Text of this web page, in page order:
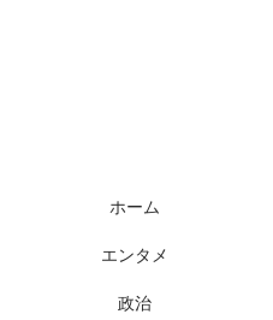
ホーム
エンタメ
政治